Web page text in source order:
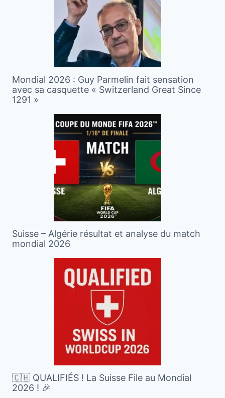
Mondial 2026 : Guy Parmelin fait sensation
avec sa casquette « Switzerland Great Since
1291 »
Suisse – Algérie résultat et analyse du match
mondial 2026
🇨🇭 QUALIFIÉS ! La Suisse File au Mondial
2026 ! 🎉